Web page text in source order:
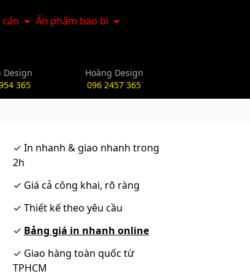
Ấn phẩm bao bì
Design
365
Hoàng Design
096 2457 365
✓ In nhanh & giao nhanh trong
2h
✓ Giá cả công khai, rõ ràng
✓ Thiết kế theo yêu cầu
✓ Bảng giá in nhanh online
✓ Giao hàng toàn quốc từ
TPHCM